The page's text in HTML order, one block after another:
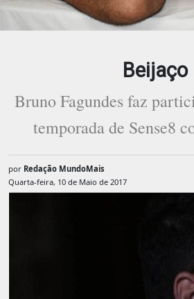
Beijaço
Bruno Fagundes faz
temporada de Sense8
por Redação MundoMais
Quarta-feira, 10 de Maio de 2017